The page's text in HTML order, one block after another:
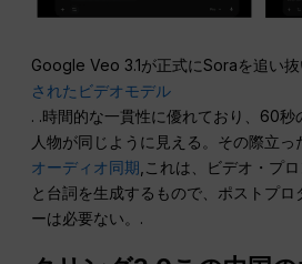
Google Veo 3.1が正式にSoraを追い
されたビデオモデル
. .時間的な一貫性に優れており、60秒
人物が同じように見える。その際立っ
オーディオ同期 ,これは、ビデオ・プ
と台詞を生成するもので、ポストプロ
ーは必要ない。.